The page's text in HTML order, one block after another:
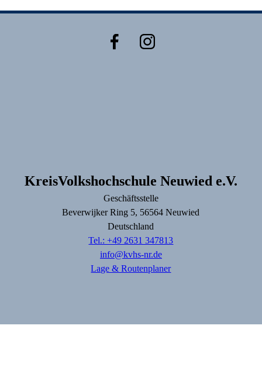
KreisVolkshochschule Neuwied e.V.
Geschäftsstelle
Beverwijker Ring 5, 56564Neuwied
Deutschland
Tel.: +49 2631 347813
info@kvhs-nr.de
Lage & Routenplaner